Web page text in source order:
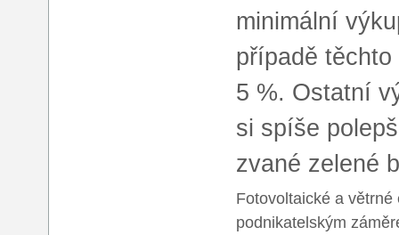
minimální
případě
5 %. Ostatní
si spíše
zvané zelené
Fotovoltaické a
podnikatelským